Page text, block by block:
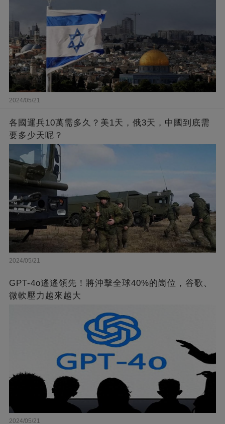
2024/05/21
各國運兵10萬需多久？美1天，俄3天，中國到底需
要多少天呢？
2024/05/21
GPT-4o遙遙領先！將沖擊全球40%的崗位，谷歌、
微軟壓力越來越大
2024/05/21